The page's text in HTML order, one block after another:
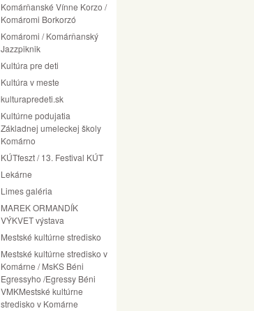
Komárňanské Vínne Korzo /
Komáromi Borkorzó
Komáromi / Komárňanský
Jazzpiknik
Kultúra pre deti
Kultúra v meste
kulturapredeti.sk
Kultúrne podujatia
Základnej umeleckej školy
Komárno
KÚTfeszt / 13. Festival KÚT
Lekárne
Limes galéria
MAREK ORMANDÍK
VÝKVET výstava
Mestské kultúrne stredisko
Mestské kultúrne stredisko v
Komárne / MsKS Béni
Egressyho /Egressy Béni
VMKMestské kultúrne
stredisko v Komárne